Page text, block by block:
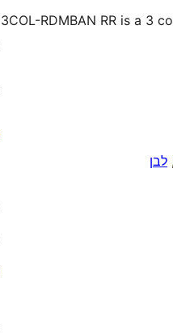
3COL-RDMBAN RR is a 3
, לבן